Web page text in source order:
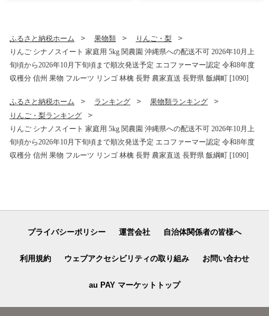
[1202]
ふるさと納税ホーム 果物類
りんご・梨
りんご シナノスイート 家庭用 5kg 関農園 沖縄県への配送不可 2026年10月上
旬頃から2026年10月下旬頃まで順次発送予定 エコファーマー認定 令和8年度
収穫分 信州 果物 フルーツ リンゴ 林檎 長野 農家直送 長野県 飯綱町 [1090]
ふるさと納税ホーム ランキング
果物類ランキング
りんご・梨ランキング
りんご シナノスイート 家庭用 5kg 関農園 沖縄県への配送不可 2026年10月上
旬頃から2026年10月下旬頃まで順次発送予定 エコファーマー認定 令和8年度
収穫分 信州 果物 フルーツ リンゴ 林檎 長野 農家直送 長野県 飯綱町 [1090]
プライバシーポリシー 運営会社 自治体関係者の皆様へ
利用規約 ウェブアクセシビリティの取り組み お問い合わせ
au PAY マーケットトップ